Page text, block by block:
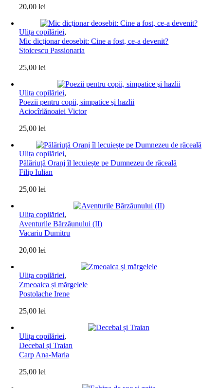
20,00lei
Ulița copilăriei,
Mic dicţionar deosebit: Cine a fost, ce-a devenit?
Stoicescu Passionaria
25,00lei
Ulița copilăriei,
Poezii pentru copii, simpatice şi hazlii
Aciocîrlănoaiei Victor
25,00lei
Ulița copilăriei,
Pălăriuță Oranj îl lecuiește pe Dumnezeu de răceală
Filip Iulian
25,00lei
Ulița copilăriei,
Aventurile Bărzăunului (II)
Vacariu Dumitru
20,00lei
Ulița copilăriei,
Zmeoaica și mărgelele
Postolache Irene
25,00lei
Ulița copilăriei,
Decebal și Traian
Carp Ana-Maria
25,00lei